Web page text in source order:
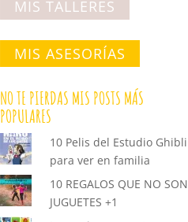
MIS TALLERES
MIS ASESORÍAS
NO TE PIERDAS MIS POSTS MÁS
POPULARES
10 Pelis del Estudio Ghibli
para ver en familia
10 REGALOS QUE NO SON
JUGUETES +1